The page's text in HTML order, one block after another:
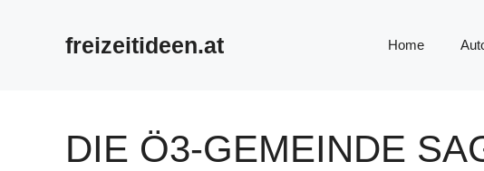
freizeitideen.at Home
DIE Ö3-GEMEINDE